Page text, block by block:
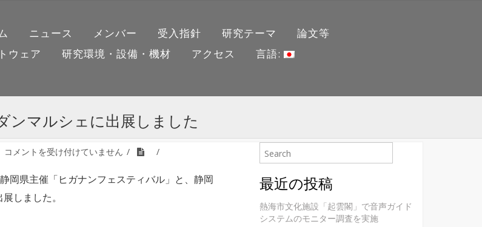
ニュース メンバー 受入指針 研究テーマ
論文等
ウェア
研究環境・設備・機材 アクセス 言語:
ンマルシェに出展しました
ヒ
ナ
フ
コメントを受け付けていません
岡県主催「ヒガナンフェスティバル」と、静岡
しました。
最近の投稿
熱海市文化施設「起雲閣」で音声ガイド
システムのモニター調査を実施